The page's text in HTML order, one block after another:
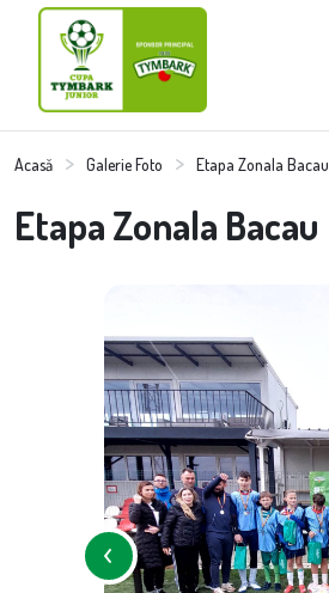
Acasă Galerie Foto Etapa Zonala Bacau
Etapa Zonala Bacau